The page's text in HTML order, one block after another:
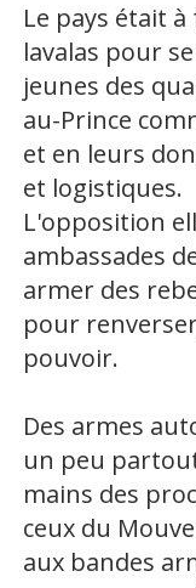
Le pays était
lavalas pour
jeunes des
au-Prince
et en leurs
et logistiques.
L'opposition
ambassades
armer des
pour
pouvoir.
Des armes
un peu
mains des
ceux du
aux bandes